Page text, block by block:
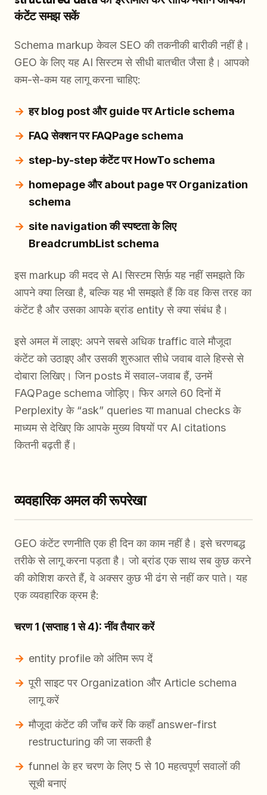
कंटेंट समझ सकें
Schema markup केवल SEO की तकनीकी बारीकी नहीं है।
GEO के लिए यह AI सिस्टम से सीधी बातचीत जैसा है। आपको
कम-से-कम यह लागू करना चाहिए:
हर blog post और guide पर Article schema
FAQ सेक्शन पर FAQPage schema
step-by-step कंटेंट पर HowTo schema
homepage और about page पर Organization
schema
site navigation की स्पष्टता के लिए
BreadcrumbList schema
इस markup की मदद से AI सिस्टम सिर्फ़ यह नहीं समझते कि
आपने क्या लिखा है, बल्कि यह भी समझते हैं कि वह किस तरह का
कंटेंट है और उसका आपके ब्रांड entity से क्या संबंध है।
इसे अमल में लाइए: अपने सबसे अधिक traffic वाले मौजूदा
कंटेंट को उठाइए और उसकी शुरुआत सीधे जवाब वाले हिस्से से
दोबारा लिखिए। जिन posts में सवाल-जवाब हैं, उनमें
FAQPage schema जोड़िए। फिर अगले 60 दिनों में
Perplexity के “ask” queries या manual checks के
माध्यम से देखिए कि आपके मुख्य विषयों पर AI citations
कितनी बढ़ती हैं।
व्यवहारिक अमल की रूपरेखा
GEO कंटेंट रणनीति एक ही दिन का काम नहीं है। इसे चरणबद्ध
तरीके से लागू करना पड़ता है। जो ब्रांड एक साथ सब कुछ करने
की कोशिश करते हैं, वे अक्सर कुछ भी ढंग से नहीं कर पाते। यह
एक व्यवहारिक क्रम है:
चरण 1 (सप्ताह 1 से 4): नींव तैयार करें
entity profile को अंतिम रूप दें
पूरी साइट पर Organization और Article schema
लागू करें
मौजूदा कंटेंट की जाँच करें कि कहाँ answer-first
restructuring की जा सकती है
funnel के हर चरण के लिए 5 से 10 महत्वपूर्ण सवालों की
सूची बनाएं